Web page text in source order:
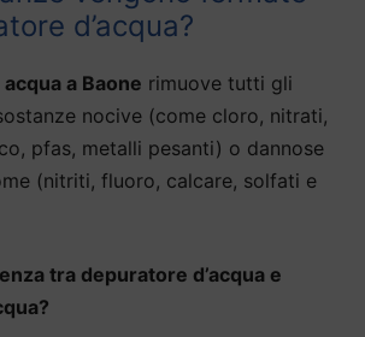
d’acqua?
a Baone rimuove tutti gli
nocive (come cloro, nitrati,
pfas, metalli pesanti) o dannose
(nitriti, fluoro, calcare, solfati e
tra depuratore d’acqua e